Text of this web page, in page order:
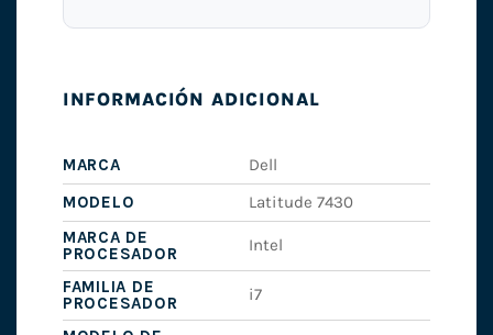
INFORMACIÓN ADICIONAL
MARCA
Dell
MODELO
Latitude 7430
MARCA DE
PROCESADOR
Intel
FAMILIA DE
PROCESADOR
i7